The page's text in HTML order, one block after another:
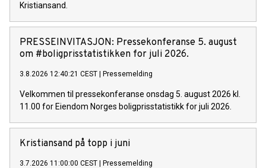
Kristiansand.
PRESSEINVITASJON: ​Pressekonferanse 5. august
om #boligprisstatistikken for juli 2026.
3.8.2026 12:40:21 CEST Pressemelding
Velkommen til pressekonferanse onsdag 5. august 2026 kl.
11.00 for Eiendom Norges boligprisstatistikk for juli 2026.
Kristiansand på topp i juni
3.7.2026 11:00:00 CEST Pressemelding